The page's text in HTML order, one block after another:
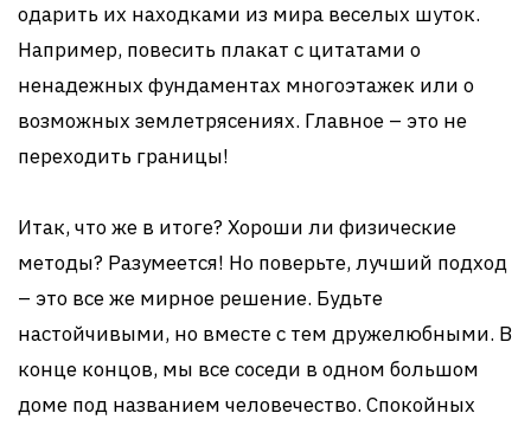
одарить их находками из мира веселых шуток.
Например, повесить плакат с цитатами о
ненадежных фундаментах многоэтажек или о
возможных землетрясениях. Главное – это не
переходить границы!
Итак, что же в итоге? Хороши ли физические
методы? Разумеется! Но поверьте, лучший подход
– это все же мирное решение. Будьте
настойчивыми, но вместе с тем дружелюбными. В
конце концов, мы все соседи в одном большом
доме под названием человечество. Спокойных